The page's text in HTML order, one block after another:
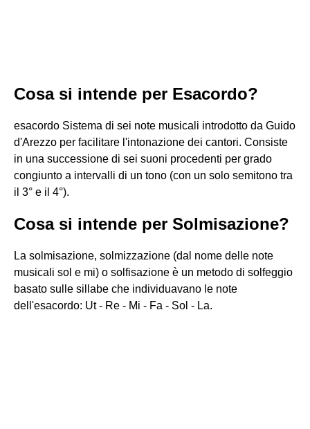
Cosa si intende per Esacordo?
esacordo Sistema di sei note musicali introdotto da Guido
d'Arezzo per facilitare l'intonazione dei cantori. Consiste
in una successione di sei suoni procedenti per grado
congiunto a intervalli di un tono (con un solo semitono tra
il 3° e il 4°).
Cosa si intende per Solmisazione?
La solmisazione, solmizzazione (dal nome delle note
musicali sol e mi) o solfisazione è un metodo di solfeggio
basato sulle sillabe che individuavano le note
dell'esacordo: Ut - Re - Mi - Fa - Sol - La.